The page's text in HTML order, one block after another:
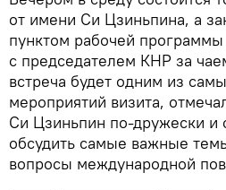
от имени Си Цзиньпина, а
пунктом рабочей
с председателем КНР за
встреча будет одним из
мероприятий визита,
Си Цзиньпин по-дружески и
обсудить самые важные
вопросы международной